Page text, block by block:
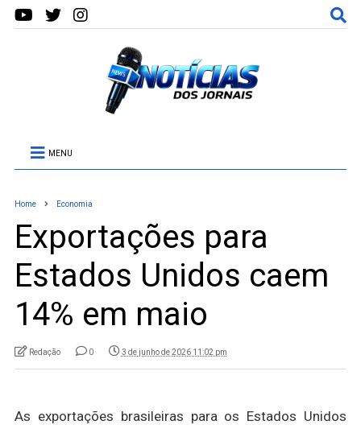
MENU
Home Economia
Exportações para
Estados Unidos caem
14% em maio
Redação 0 3 de junho de 2026 11:02 pm
As exportações brasileiras para os Estados Unidos